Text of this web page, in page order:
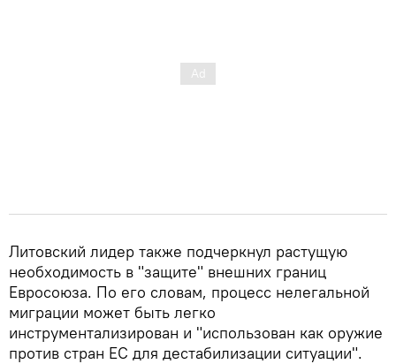
Литовский лидер также подчеркнул растущую
необходимость в "защите" внешних границ
Евросоюза. По его словам, процесс нелегальной
миграции может быть легко
инструментализирован и "использован как оружие
против стран ЕС для дестабилизации ситуации".